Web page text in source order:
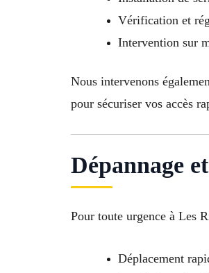
Vérification et
Intervention sur
Nous intervenons
pour sécuriser vos accès
Dépannage
Pour toute urgence à Les
Déplacement